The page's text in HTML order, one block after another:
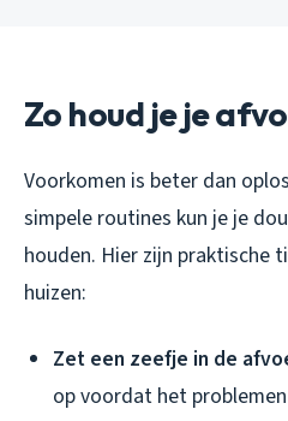
Zo houd je je
Voorkomen is beter dan
simpele routines kun je je
houden. Hier zijn praktische
huizen:
Zet een zeefje in de
op voordat het